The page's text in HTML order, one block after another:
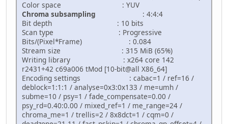
Color space : YUV
Chroma subsampling : 4:4:4
Bit depth : 10 bits
Scan type : Progressive
Bits/(Pixel*Frame) : 0.084
Stream size : 315 MiB (65%)
Writing library : x264 core 142
r2431+42 c69a006 tMod [10-bit@all X86_64]
Encoding settings : cabac=1 / ref=16 /
deblock=1:1:1 / analyse=0x3:0x133 / me=umh /
subme=10 / psy=1 / fade_compensate=0.00 /
psy_rd=0.40:0.00 / mixed_ref=1 / me_range=24 /
chroma_me=1 / trellis=2 / 8x8dct=1 / cqm=0 /